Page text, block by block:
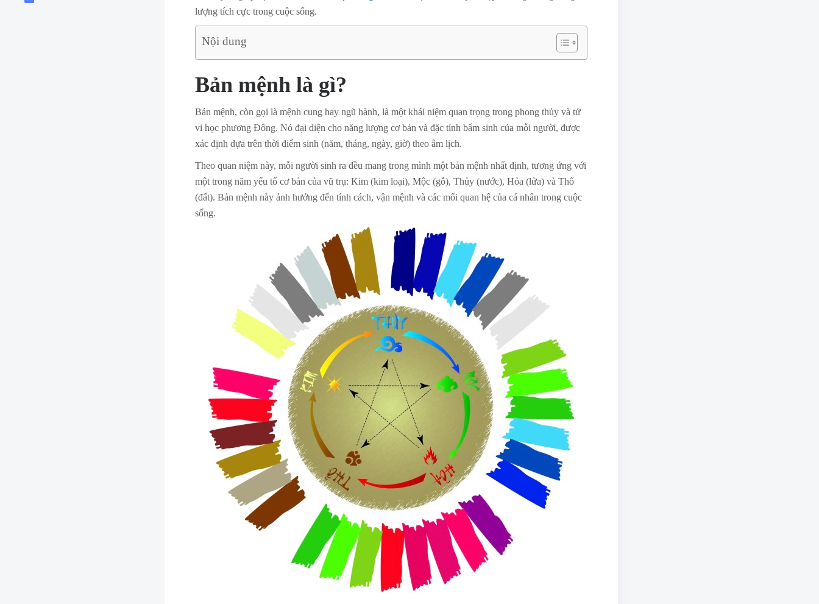
lượng tích cực trong cuộc sống.
Nội dung
Bản mệnh là gì?
Bản mệnh, còn gọi là mệnh cung hay ngũ hành, là một khái niệm quan trọng trong phong thủy và tử
vi học phương Đông. Nó đại diện cho năng lượng cơ bản và đặc tính bẩm sinh của mỗi người, được
xác định dựa trên thời điểm sinh (năm, tháng, ngày, giờ) theo âm lịch.
Theo quan niệm này, mỗi người sinh ra đều mang trong mình một bản mệnh nhất định, tương ứng với
một trong năm yếu tố cơ bản của vũ trụ: Kim (kim loại), Mộc (gỗ), Thủy (nước), Hỏa (lửa) và Thổ
(đất). Bản mệnh này ảnh hưởng đến tính cách, vận mệnh và các mối quan hệ của cá nhân trong cuộc
sống.